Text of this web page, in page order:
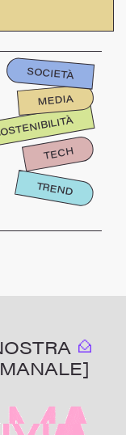
TECH
MEDIA
SOCIETÀ
TREND